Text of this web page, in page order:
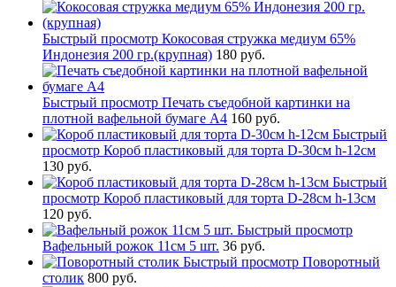
Быстрый просмотр Кокосовая стружка медиум 65%
Индонезия 200 гр.(крупная) 180 руб.
Быстрый просмотр Печать съедобной картинки на
плотной вафельной бумаге А4 160 руб.
Быстрый
просмотр Короб пластиковый для торта D-30см h-12см
130 руб.
Быстрый
просмотр Короб пластиковый для торта D-28см h-13см
120 руб.
Быстрый просмотр
Вафельный рожок 11см 5 шт. 36 руб.
Быстрый просмотр Поворотный
столик 800 руб.